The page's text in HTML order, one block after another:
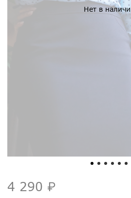
Нет в
4 290 ₽